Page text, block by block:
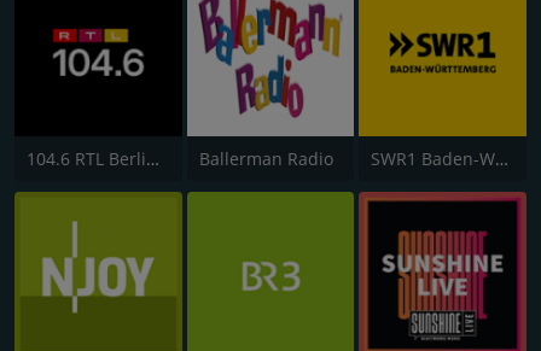
104.6 RTL Berlins Hitradio Ballerman Radio SWR1 Baden-Württemberg